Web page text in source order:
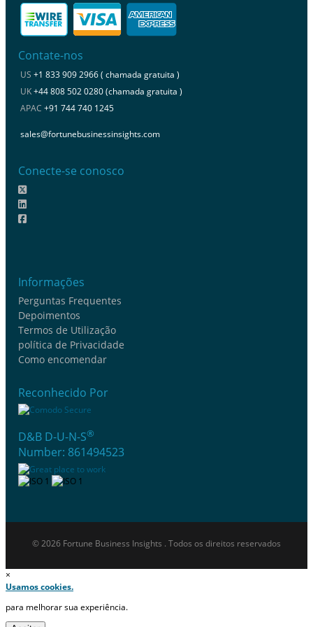
Contate-nos
US +1 833 909 2966 ( chamada gratuita )
UK+44 808 502 0280 (chamada gratuita )
APAC +91 744 740 1245
sales@fortunebusinessinsights.com
Conecte-se conosco
Informações
Perguntas Frequentes
Depoimentos
Termos de Utilização
política de Privacidade
Como encomendar
Reconhecido Por
D&B D-U-N-S®
Number: 861494523
© 2026 Fortune Business Insights . Todos os direitos reservados
×
Usamos cookies.
para melhorar sua experiência.